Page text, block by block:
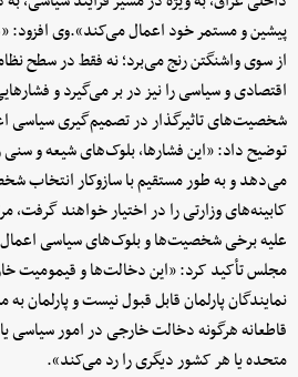
پیشین و مستمر خود اعمال می‌کند».وی افزود:
از سوی واشنگتن رنج می‌برد؛ نه فقط در سطح
اقتصادی و سیاسی را نیز در بر می‌گیرد و
شخصیت‌های تاثیرگذار در تصمیم‌گیری سیاسی
توضیح داد: «این فشارها، بلوک‌های شیعه و سنی
می‌دهد و به طور مستقیم با سازوکار انتخاب
کابینه‌های وزارتی را در اختیار خواهند گرفت،
علیه برخی شخصیت‌ها و بلوک‌های سیاسی
مجلس تأکید کرد: «این دخالت‌ها و قیمومیت
نمایندگان پارلمان قابل قبول نیست و پارلمان
قاطعانه هرگونه دخالت خارجی در امور سیاسی
متحده یا هر کشور دیگری را رد می‌کند».